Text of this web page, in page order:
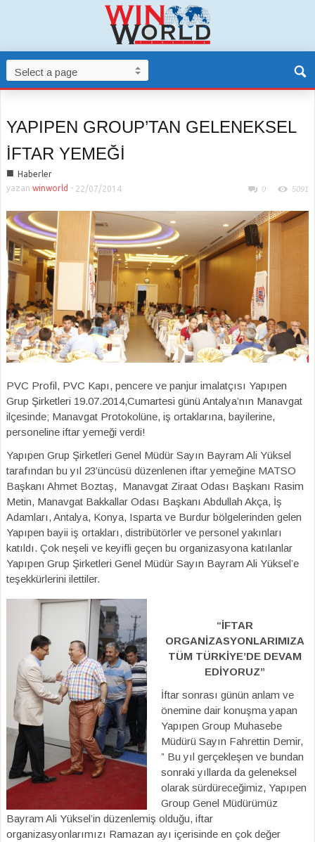
YAPIPEN GROUP’TAN GELENEKSEL
İFTAR YEMEĞİ
■ Haberler
yazan winworld - 22/07/2014 0 5091
PVC Profil, PVC Kapı, pencere ve panjur imalatçısı Yapıpen
Grup Şirketleri 19.07.2014,Cumartesi günü Antalya’nın Manavgat
ilçesinde; Manavgat Protokolüne, iş ortaklarına, bayilerine,
personeline iftar yemeği verdi!
Yapıpen Grup Şirketleri Genel Müdür Sayın Bayram Ali Yüksel
tarafından bu yıl 23’üncüsü düzenlenen iftar yemeğine MATSO
Başkanı Ahmet Boztaş, Manavgat Ziraat Odası Başkanı Rasim
Metin, Manavgat Bakkallar Odası Başkanı Abdullah Akça, İş
Adamları, Antalya, Konya, Isparta ve Burdur bölgelerinden gelen
Yapıpen bayii iş ortakları, distribütörler ve personel yakınları
katıldı. Çok neşeli ve keyifli geçen bu organizasyona katılanlar
Yapıpen Grup Şirketleri Genel Müdür Sayın Bayram Ali Yüksel’e
teşekkürlerini ilettiler.
“İFTAR
ORGANİZASYONLARIMIZA
TÜM TÜRKİYE’DE DEVAM
EDİYORUZ”
İftar sonrası günün anlam ve
önemine dair konuşma yapan
Yapıpen Group Muhasebe
Müdürü Sayın Fahrettin Demir,
” Bu yıl gerçekleşen ve bundan
sonraki yıllarda da geleneksel
olarak sürdüreceğimiz, Yapıpen
Group Genel Müdürümüz
Bayram Ali Yüksel’in düzenlemiş olduğu, iftar
organizasyonlarımızı Ramazan ayı içerisinde en çok değer